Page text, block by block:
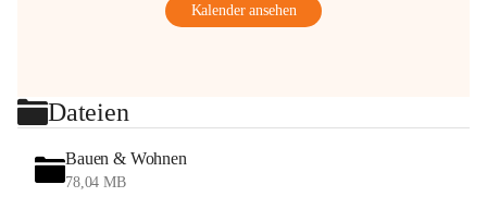
Kalender ansehen
Dateien
Bauen & Wohnen
78,04 MB